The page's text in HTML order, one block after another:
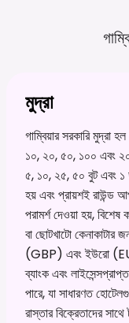
মুদ্রা
গাম্বিয়ার সরকারি মুদ্রা
১০, ২০, ৫০, ১০০ এবং
৫, ১০, ২৫, ৫০ বুট এবং ১
হয় এবং প্রায়শই রাউন্ড
পরামর্শ দেওয়া হয়,
বা ছোটখাটো কেনাকাটার
(GBP) এবং ইউরো
ব্যাংক এবং
পারে, যা সাধারণত
রাস্তার বিক্রেতাদের